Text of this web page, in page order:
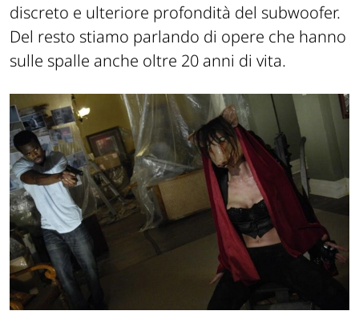
discreto e ulteriore profondità del subwoofer.
Del resto stiamo parlando di opere che hanno
sulle spalle anche oltre 20 anni di vita.